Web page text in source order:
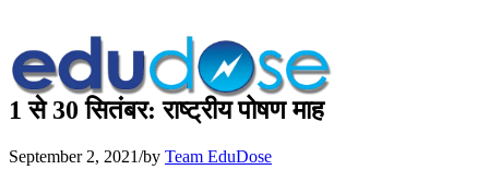
1 से 30 सितंबर: राष्ट्रीय पोषण माह
September 2, 2021/by Team EduDose